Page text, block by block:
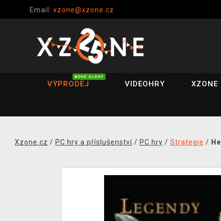
Email: xzone@xzone.cz
VÝPRODEJ
NOVÉ SLEVY
VIDEOHRY XZONE
Xzone.cz / PC hry a příslušenství / PC hry / Strategie /